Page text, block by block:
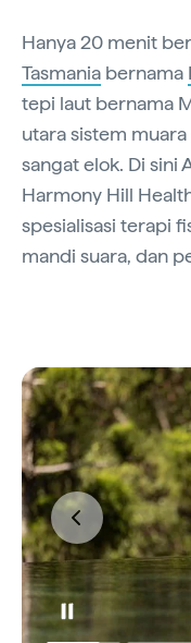
Hanya 20 menit
Tasmania bernama
tepi laut bernama
utara sistem muara
sangat elok. Di sini
Harmony Hill
spesialisasi terapi
mandi suara, dan